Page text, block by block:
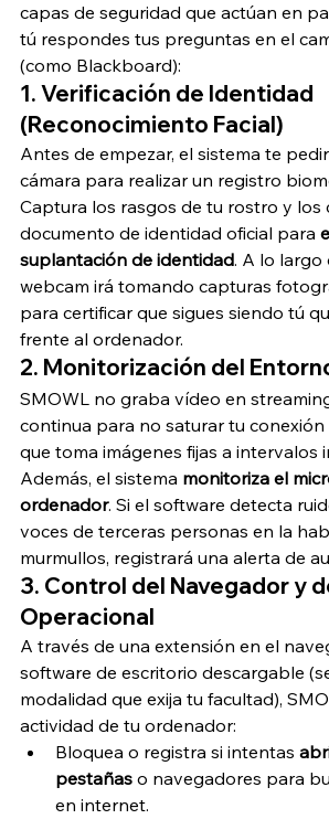
capas de seguridad que actúan en
tú respondes tus preguntas en el
(como Blackboard):
1. Verificación de Identidad
(Reconocimiento Facial)
Antes de empezar, el sistema te
cámara para realizar un registro
Captura los rasgos de tu rostro y los
documento de identidad oficial para
suplantación de identidad. A lo largo
webcam irá tomando capturas
para certificar que sigues siendo tú
frente al ordenador.
2. Monitorización del
SMOWL no graba vídeo en
continua para no saturar tu conexión
que toma imágenes fijas a intervalos
Además, el sistema monitoriza el
ordenador. Si el software detecta
voces de terceras personas en la
murmullos, registrará una alerta de
3. Control del Navegador y
Operacional
A través de una extensión en el
software de escritorio descargable
modalidad que exija tu facultad),
actividad de tu ordenador:
Bloquea o registra si intentas
pestañas o navegadores para
en internet.